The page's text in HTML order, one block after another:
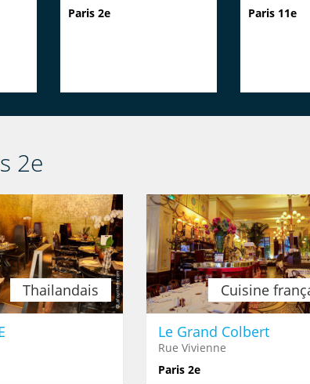
Paris 2e
Paris 11e
2e
Thailandais Cuisine
Le Grand Colbert
Rue Vivienne
Paris 2e